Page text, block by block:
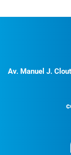
Av. Manuel J.